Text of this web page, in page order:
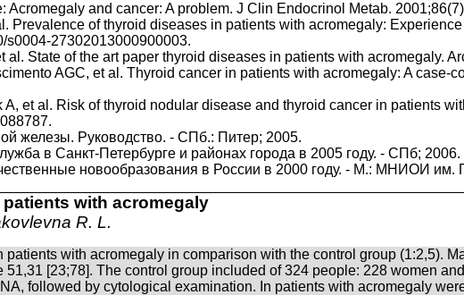
and cancer: A problem. J Clin Endocrinol Metab.
Prevalence of thyroid diseases in patients with acromegaly:
s0004-27302013000900003.
al. State of the art paper thyroid diseases in patients with acromegaly.
AGC, et al. Thyroid cancer in patients with acromegaly: A case-
et al. Risk of thyroid nodular disease and thyroid cancer in patients
железы. Руководcтво. - СПб.: Питер; 2005.
в Санкт-Петербурге и районах города в 2005 году. - СПб; 2006.
новообразования в России в 2000 году. - М.: МНИОИ им.
with acromegaly
R. L.
with acromegaly in comparison with the control group (1:2,5).
[23;78]. The control group included of 324 people: 228 women
followed by cytological examination. In patients with acromegaly